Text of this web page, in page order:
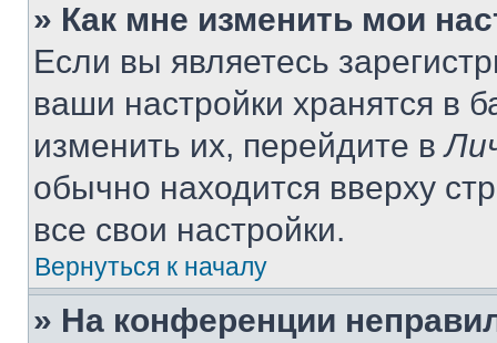
» Как мне изменить мои
Если вы являетесь
ваши настройки хранятся в
изменить их, перейдите в
обычно находится вверху
все свои настройки.
Вернуться к началу
» На конференции